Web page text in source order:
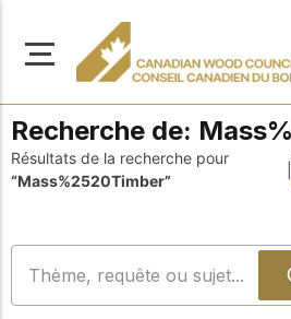
À propos de
Apprenez-en
sur notre mission
Recherche de:
Résultats de la recherche pour
“Mass%2520Timber”